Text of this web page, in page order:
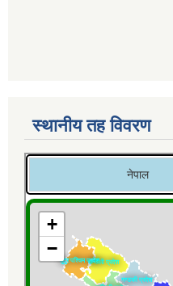
स्थानीय तह विवरण